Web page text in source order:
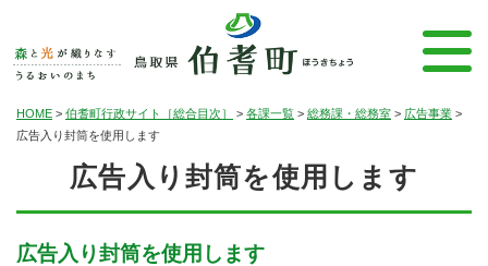
HOME > 伯耆町行政サイト［総合目次］ > 各課一覧 > 総務課・総務室 > 広告事業 >
広告入り封筒を使用します
広告入り封筒を使用します
広告入り封筒を使用します